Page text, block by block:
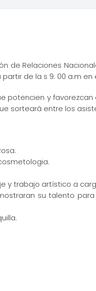
de Relaciones
de la s 9: 00 a.m
y
sorteará entre los
y trabajo artístico a
su talento